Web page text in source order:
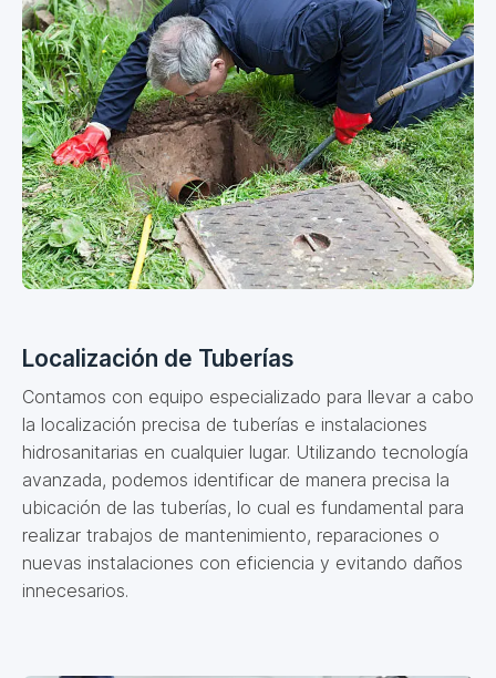
Localización de Tuberías
Contamos con equipo especializado para llevar a cabo
la localización precisa de tuberías e instalaciones
hidrosanitarias en cualquier lugar. Utilizando tecnología
avanzada, podemos identificar de manera precisa la
ubicación de las tuberías, lo cual es fundamental para
realizar trabajos de mantenimiento, reparaciones o
nuevas instalaciones con eficiencia y evitando daños
innecesarios.